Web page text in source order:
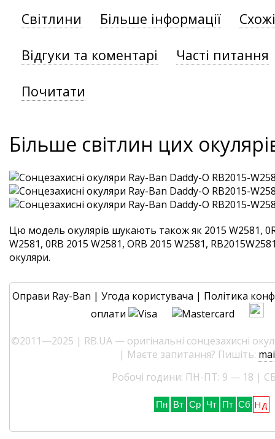
Світлини Більше інформації
Відгуки та коментарі Часті питання
Почитати
Більше світлин цих
Цю модель окулярів шукають також як 2015 W2581,
W2581, 0RB 2015 W2581, ORB 2015 W2581,
окуляри.
Оправи Ray-Ban | Угода користувача | Політика
оплати
©2011—2025 | RB.UA — оригінальні сонцезахисні
| Маєте запитання? Пишіть:
Робочі години: ПН-ПТ: 9 — 18 |
Пн Вт Ср Чт Пт Сб Нд